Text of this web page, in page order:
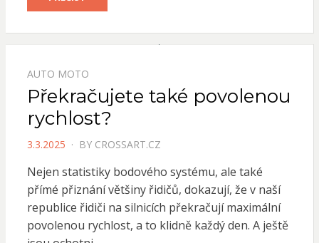
AUTO MOTO
Překračujete také povolenou
rychlost?
POSTED
3.3.2025 BY CROSSART.CZ
Nejen statistiky bodového systému, ale také
přímé přiznání většiny řidičů, dokazují, že v naší
republice řidiči na silnicích překračují maximální
povolenou rychlost, a to klidně každý den. A ještě